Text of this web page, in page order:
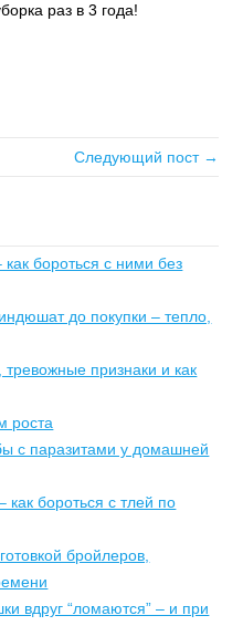
раз в 3 года!
Следующий пост →
как бороться с ними без
до покупки – тепло,
признаки и как
роста
с паразитами у домашней
бороться с тлей по
бройлеров,
вдруг “ломаются” – и при